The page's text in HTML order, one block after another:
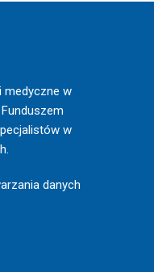
medyczne w
w
danych